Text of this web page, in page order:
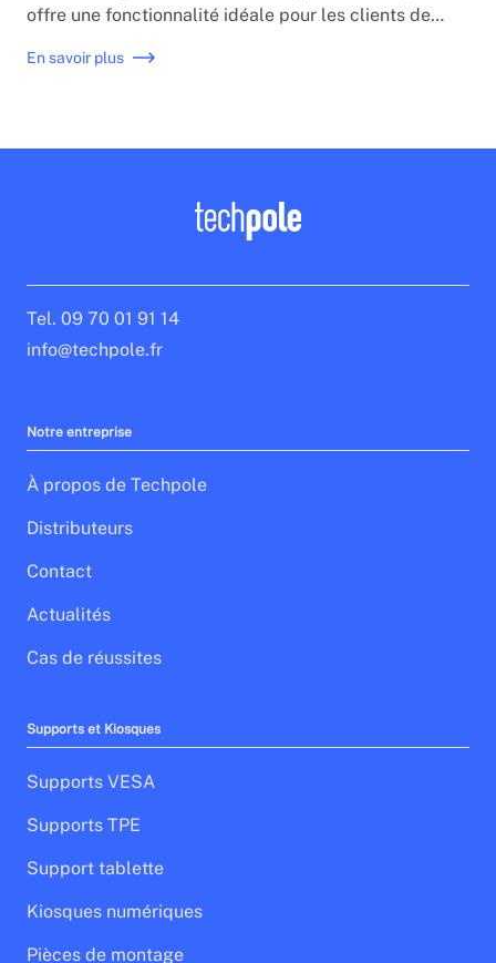
offre une fonctionnalité idéale pour les clients de
signature grâce à l'inclinaison de 180° et à la
En savoir plus
Tel. 09 70 01 91 14
info@techpole.fr
Notre entreprise
À propos de Techpole
Distributeurs
Contact
Actualités
Cas de réussites
Supports et Kiosques
Supports VESA
Supports TPE
Support tablette
Kiosques numériques
Pièces de montage